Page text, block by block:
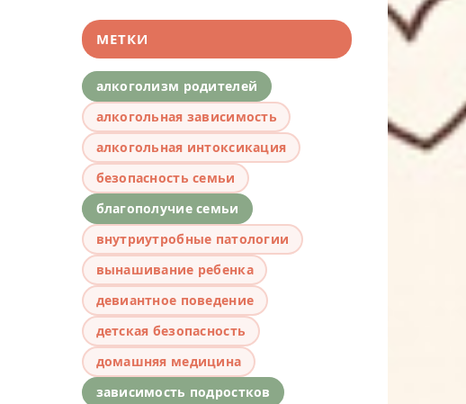
МЕТКИ
алкоголизм родителей
алкогольная зависимость
алкогольная интоксикация
безопасность семьи
благополучие семьи
внутриутробные патологии
вынашивание ребенка
девиантное поведение
детская безопасность
домашняя медицина
зависимость подростков